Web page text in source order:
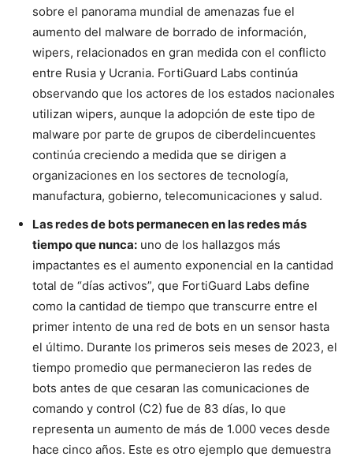
sobre el panorama mundial de amenazas fue el
aumento del malware de borrado de información,
wipers, relacionados en gran medida con el conflicto
entre Rusia y Ucrania. FortiGuard Labs continúa
observando que los actores de los estados nacionales
utilizan wipers, aunque la adopción de este tipo de
malware por parte de grupos de ciberdelincuentes
continúa creciendo a medida que se dirigen a
organizaciones en los sectores de tecnología,
manufactura, gobierno, telecomunicaciones y salud.
Las redes de bots permanecen en las redes más
tiempo que nunca: uno de los hallazgos más
impactantes es el aumento exponencial en la cantidad
total de “días activos”, que FortiGuard Labs define
como la cantidad de tiempo que transcurre entre el
primer intento de una red de bots en un sensor hasta
el último. Durante los primeros seis meses de 2023, el
tiempo promedio que permanecieron las redes de
bots antes de que cesaran las comunicaciones de
comando y control (C2) fue de 83 días, lo que
representa un aumento de más de 1.000 veces desde
hace cinco años. Este es otro ejemplo que demuestra